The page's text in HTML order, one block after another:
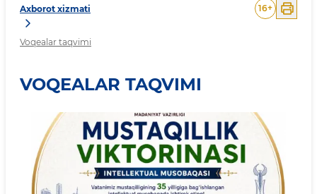
Axborot xizmati
Voqealar taqvimi
16+
VOQEALAR TAQVIMI